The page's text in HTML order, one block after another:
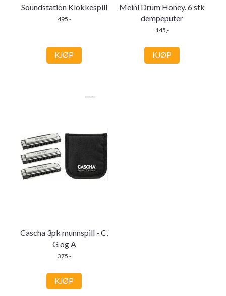
Soundstation Klokkespill
495,-
KJØP
Meinl Drum Honey. 6 stk
dempeputer
145,-
KJØP
Cascha 3pk munnspill - C,
G og A
375,-
KJØP